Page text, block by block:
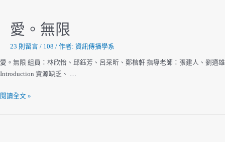
愛。無限
23 則留言 / 108 / 作者: 資訊傳播學系
愛。無限 組員：林欣怡、邱鈺芳、呂采昕、鄭楷軒 指導老師：張建人、劉適雄
Introduction 資源缺乏、 …
愛。
閱讀全文 »